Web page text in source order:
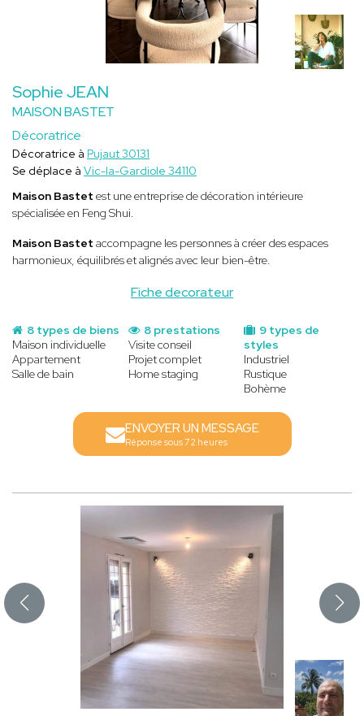
Sophie JEAN
MAISON BASTET
Décoratrice
Fiche decorateur
Décoratrice à Pujaut 30131
Se déplace à Vic-la-Gardiole 34110
Maison Bastet est une entreprise de décoration intérieure
spécialisée en Feng Shui.
Maison Bastet accompagne les personnes à créer des espaces
harmonieux, équilibrés et alignés avec leur bien-être.
8 types de biens
Maison individuelle
Appartement
Salle de bain
9 types de
styles
Industriel
Rustique
Bohème
8 prestations
Visite conseil
Projet complet
Home staging
ENVOYER UN MESSAGE
Réponse sous 72 heures